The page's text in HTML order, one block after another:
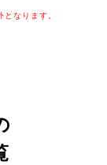
なります。